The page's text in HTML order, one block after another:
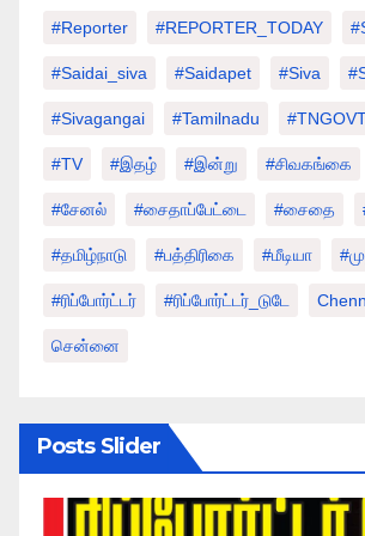
#Reporter #REPORTER_TODAY
#saidai_siva #saidapet #Siva
#sivagangai #tamilnadu
#TV #இதழ் #இன்று #சிவகங்கை
#சேனல் #சைதாப்பேட்டை #சைதை
#தமிழ்நாடு #பத்திரிகை #மீடியா
#ரிப்போர்ட்டர் #ரிப்போர்ட்டர்_டுடே
சென்னை
Posts Slider